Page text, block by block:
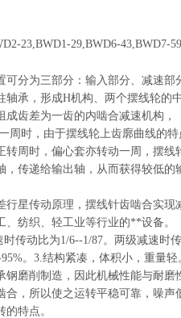
23,BWD1-29,BWD6-43,BWD7-
分为三部分：输入部分、减速
轴承，形成H机构、两个摆线轮
成齿差为一齿的内啮合减速机构
周时，由于摆线轮上齿廓曲线的
转周时，偏心套亦转动一周，摆
，传递给输出轴，从而获得较低的
行星传动原理，摆线针齿啮合实
纺织、轻工业等行业的**设备。
传动比为1/6--1/87。两级减速时
。3.结构紧凑，体积小，重量
钢磨削制造，因此机械性能与耐
合，所以使之运转平稳可靠，噪
特点。